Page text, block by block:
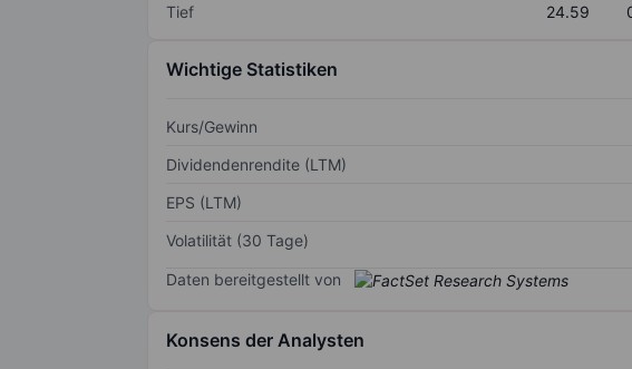
Tief
24.59
Wichtige Statistiken
Kurs/Gewinn
Dividendenrendite (LTM)
EPS (LTM)
Volatilität (30 Tage)
Daten bereitgestellt von
Konsens der Analysten